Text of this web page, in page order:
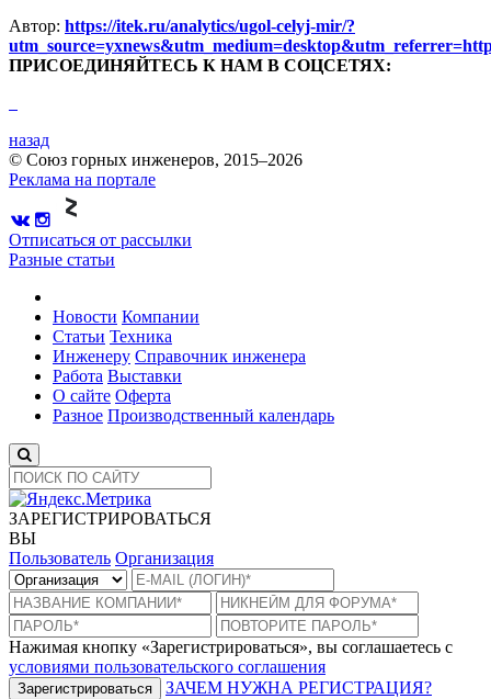
Автор: https://itek.ru/analytics/ugol-celyj-mir/?
ПРИСОЕДИНЯЙТЕСЬ К НАМ В СОЦСЕТЯХ:
назад
© Союз горных инженеров, 2015–2026
Реклама на портале
Отписаться от рассылки
Разные статьи
Новости Компании
Статьи Техника
Инженеру Справочник инженера
Работа Выставки
О сайте Оферта
Разное Производственный календарь
ЗАРЕГИСТРИРОВАТЬСЯ
ВЫ
Пользователь Организация
Нажимая кнопку «Зарегистрироваться», вы соглашаетесь с
условиями пользовательского соглашения
Зарегистрироваться ЗАЧЕМ НУЖНА РЕГИСТРАЦИЯ?